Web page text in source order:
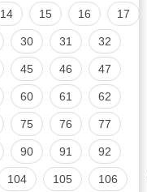
14 15 16 17
30 31 32
45 46 47
60 61 62
75 76 77
90 91 92
104 105 106